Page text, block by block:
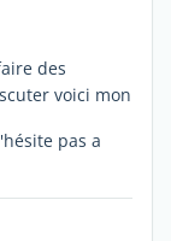
des
voici mon
pas a